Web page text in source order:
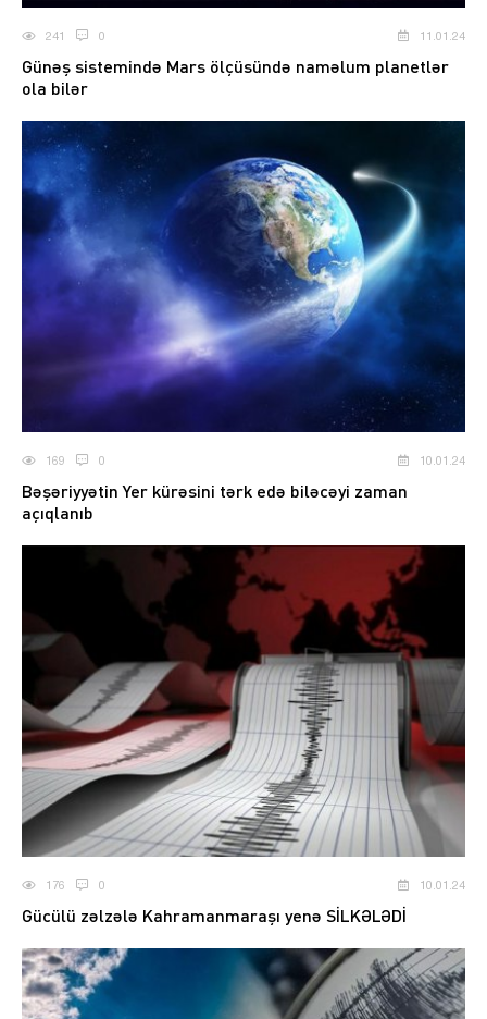
241 0 11.01.24
Günəş sistemində Mars ölçüsündə naməlum planetlər
ola bilər
169 0 10.01.24
Bəşəriyyətin Yer kürəsini tərk edə biləcəyi zaman
açıqlanıb
176 0 10.01.24
Gücülü zəlzələ Kahramanmaraşı yenə SİLKƏLƏDİ